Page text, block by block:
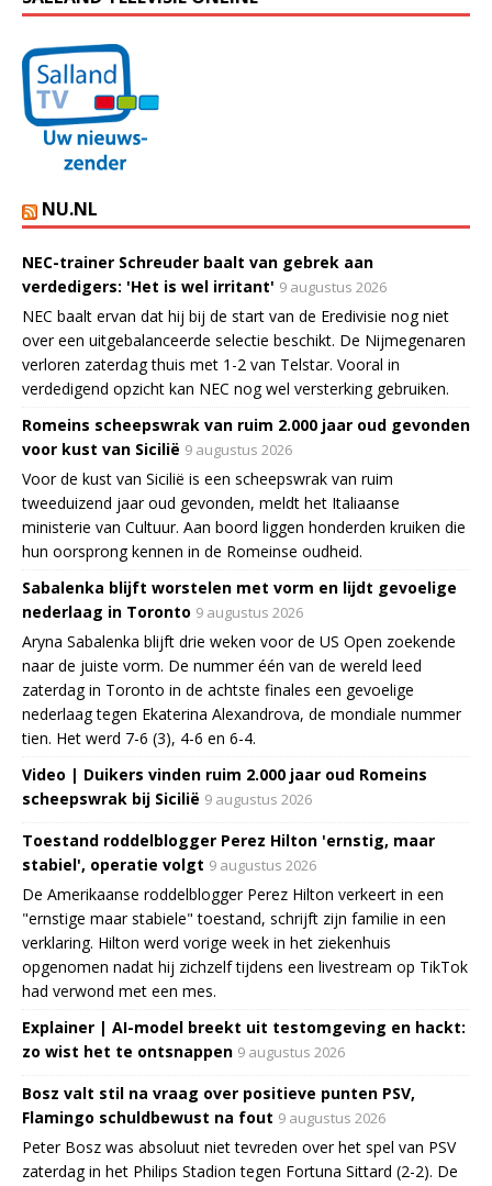
NU.NL
NEC-trainer Schreuder baalt van gebrek aan
verdedigers: 'Het is wel irritant' 9 augustus 2026
NEC baalt ervan dat hij bij de start van de Eredivisie nog niet
over een uitgebalanceerde selectie beschikt. De Nijmegenaren
verloren zaterdag thuis met 1-2 van Telstar. Vooral in
verdedigend opzicht kan NEC nog wel versterking gebruiken.
Romeins scheepswrak van ruim 2.000 jaar oud gevonden
voor kust van Sicilië 9 augustus 2026
Voor de kust van Sicilië is een scheepswrak van ruim
tweeduizend jaar oud gevonden, meldt het Italiaanse
ministerie van Cultuur. Aan boord liggen honderden kruiken die
hun oorsprong kennen in de Romeinse oudheid.
Sabalenka blijft worstelen met vorm en lijdt gevoelige
nederlaag in Toronto 9 augustus 2026
Aryna Sabalenka blijft drie weken voor de US Open zoekende
naar de juiste vorm. De nummer één van de wereld leed
zaterdag in Toronto in de achtste finales een gevoelige
nederlaag tegen Ekaterina Alexandrova, de mondiale nummer
tien. Het werd 7-6 (3), 4-6 en 6-4.
Video | Duikers vinden ruim 2.000 jaar oud Romeins
scheepswrak bij Sicilië 9 augustus 2026
Toestand roddelblogger Perez Hilton 'ernstig, maar
stabiel', operatie volgt 9 augustus 2026
De Amerikaanse roddelblogger Perez Hilton verkeert in een
"ernstige maar stabiele" toestand, schrijft zijn familie in een
verklaring. Hilton werd vorige week in het ziekenhuis
opgenomen nadat hij zichzelf tijdens een livestream op TikTok
had verwond met een mes.
Explainer | AI-model breekt uit testomgeving en hackt:
zo wist het te ontsnappen 9 augustus 2026
Bosz valt stil na vraag over positieve punten PSV,
Flamingo schuldbewust na fout 9 augustus 2026
Peter Bosz was absoluut niet tevreden over het spel van PSV
zaterdag in het Philips Stadion tegen Fortuna Sittard (2-2). De